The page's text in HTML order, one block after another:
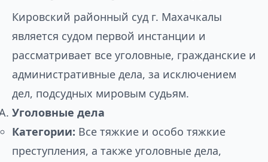
Кировский районный суд г. Махачкалы
является судом первой инстанции и
рассматривает все уголовные, гражданские и
административные дела, за исключением
дел, подсудных мировым судьям.
Уголовные дела
Категории: Все тяжкие и особо тяжкие
преступления, а также уголовные дела,